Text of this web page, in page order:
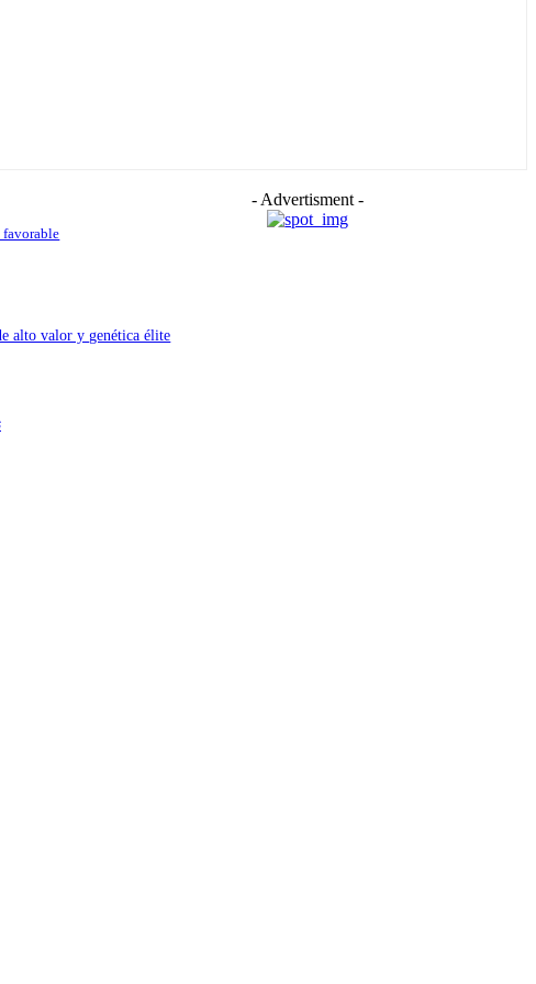
favorable
- Advertisment -
alto valor y genética élite